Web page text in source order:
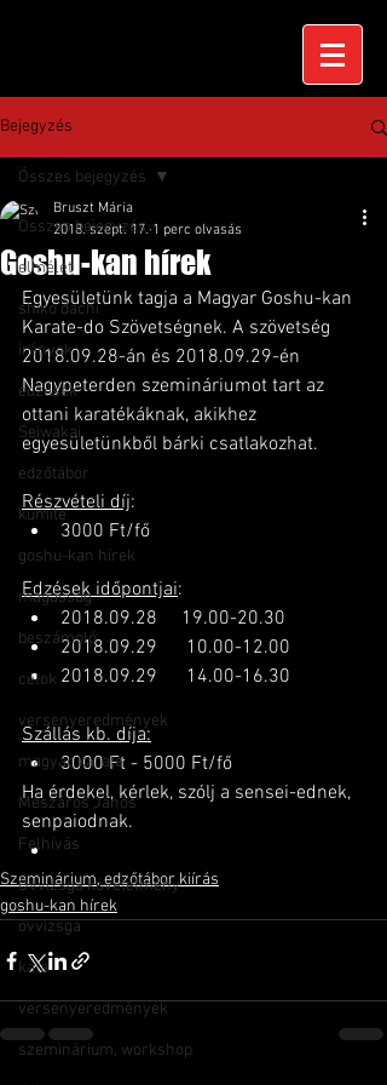
Bejegyzés
Összes bejegyzés
elmélet
shiko dachi
irányok
edzések
Seiwakai
edzőtábor
kumite
goshu-kan hírek
magasság
beszámoló
célok
versenyeredmények
magyar karate
Mészáros János
Felhívás
Övvizsga követelmény
övvizsga
kata
versenyeredmények
szeminárium, workshop
Összes bejegyzés
Goshu-kan hírek
Bruszt Mária
2018. szept. 17. 1 perc olvasás
Egyesületünk tagja a Magyar Goshu-kan
Karate-do Szövetségnek. A szövetség
2018.09.28-án és 2018.09.29-én
Nagypeterden szemináriumot tart az
ottani karatékáknak, akikhez
egyesületünkből bárki csatlakozhat.
Részvételi díj:
3000 Ft/fő
Edzések időpontjai:
2018.09.28     19.00-20.30
2018.09.29      10.00-12.00
2018.09.29      14.00-16.30
Szállás kb. díja:
3000 Ft - 5000 Ft/fő
Ha érdekel, kérlek, szólj a sensei-ednek,
senpaiodnak.
Szeminárium, edzőtábor kiírás
goshu-kan hírek